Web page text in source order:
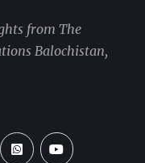
from The
Balochistan,